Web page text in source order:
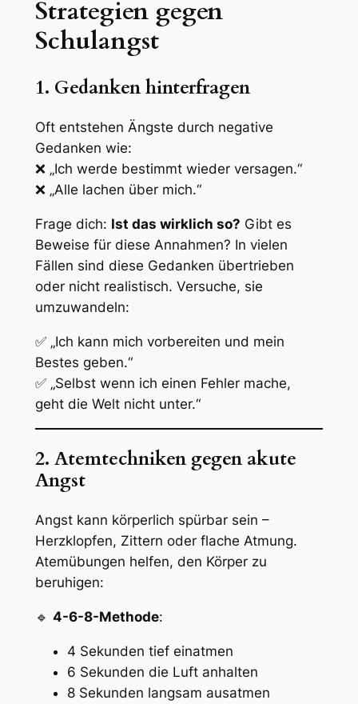
Strategien gegen
Schulangst
1. Gedanken hinterfragen
Oft entstehen Ängste durch negative
Gedanken wie:
❌ „Ich werde bestimmt wieder versagen.“
❌ „Alle lachen über mich.“
Frage dich: Ist das wirklich so? Gibt es
Beweise für diese Annahmen? In vielen
Fällen sind diese Gedanken übertrieben
oder nicht realistisch. Versuche, sie
umzuwandeln:
✅ „Ich kann mich vorbereiten und mein
Bestes geben.“
✅ „Selbst wenn ich einen Fehler mache,
geht die Welt nicht unter.“
2. Atemtechniken gegen akute
Angst
Angst kann körperlich spürbar sein –
Herzklopfen, Zittern oder flache Atmung.
Atemübungen helfen, den Körper zu
beruhigen:
🔹 4-6-8-Methode:
4 Sekunden tief einatmen
6 Sekunden die Luft anhalten
8 Sekunden langsam ausatmen